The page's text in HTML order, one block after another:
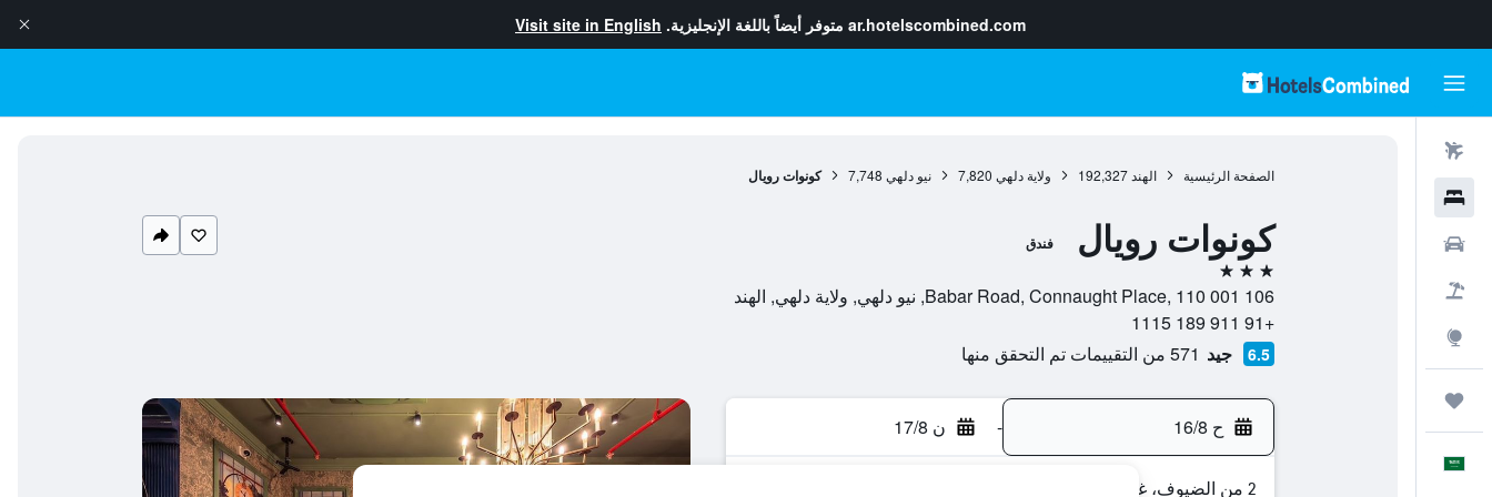
ar.hotelscombined.com متوفر أيضاً باللغة الإنجليزية. Visit site in English
الصفحة الرئيسية الهند 192,327 ولاية دلهي 7,820 نيو دلهي 7,748 كونوات رويال
كونوات رويال فندق
3 نجوم
106 Babar Road, Connaught Place, 110 001, نيو دلهي, ولاية دلهي, الهند
+91 911 189 1115
6.5 جيد 571 من التقييمات تم التحقق منها
ح 16/8 - ن 17/8
2 من الضيوف، غرفة واحدة